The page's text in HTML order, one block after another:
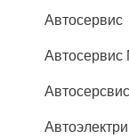
Автосервис
Автосерсвис